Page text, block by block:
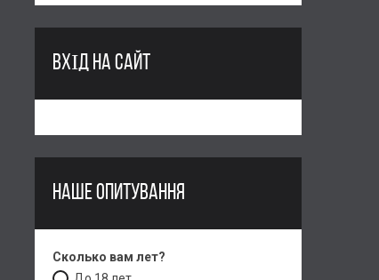
ВХІД НА САЙТ
НАШЕ ОПИТУВАННЯ
Сколько вам лет?